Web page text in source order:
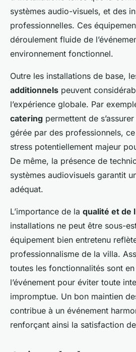
systèmes audio-visuels, et des
professionnelles. Ces
déroulement fluide de
environnement fonctionnel.
Outre les installations de base,
additionnels peuvent
l’expérience globale. Par
catering permettent de
gérée par des professionnels,
stress potentiellement majeur
De même, la présence de
systèmes audiovisuels garantit
adéquat.
L’importance de la qualité et de
installations ne peut être sous-
équipement bien entretenu
professionnalisme de la villa.
toutes les fonctionnalités sont
l’événement pour éviter toute
impromptue. Un bon maintien
contribue à un événement
renforçant ainsi la satisfaction